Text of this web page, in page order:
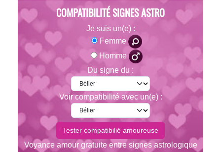
COMPATIBILITÉ SIGNES ASTRO
Je suis un(e) :
Femme
Homme
Du signe du :
Voir compatibilité avec un(e) :
Voyance amour gratuite entre signes astrologique